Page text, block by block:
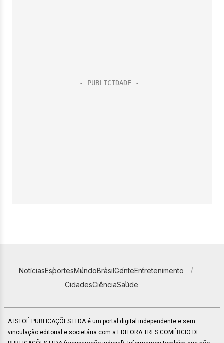
NotíciasEsportesMundoBrasilGenteEntretenimento
CidadesCiênciaSaúde
A ISTOÉ PUBLICAÇÕES LTDA é um portal digital independente e sem
vinculação editorial e societária com a EDITORA TRES COMÉRCIO DE